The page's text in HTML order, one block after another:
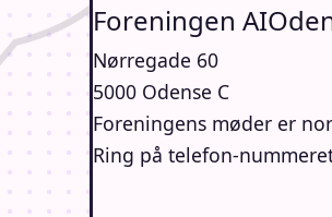
Foreningen
Nørregade 60
5000 Odense C
Foreningens møder er
Ring på telefon-